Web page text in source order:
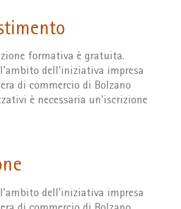
formativa è gratuita.
dell'iniziativa impresa
di commercio di Bolzano
è necessaria un'iscrizione
dell'iniziativa impresa